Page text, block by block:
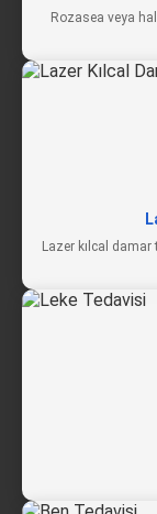
Rozasea veya
Lazer kılcal